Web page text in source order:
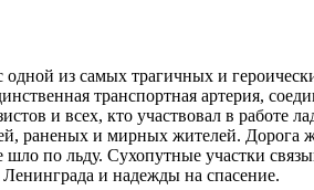
из самых трагичных и
транспортная артерия,
и всех, кто участвовал в работе
раненых и мирных жителей. Дорога
по льду. Сухопутные участки
и надежды на спасение.